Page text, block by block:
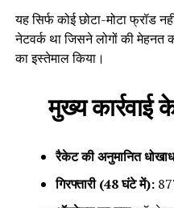
यह सिर्फ कोई छोटा-मोटा फ्रॉड
नेटवर्क था जिसने लोगों की
का इस्तेमाल किया।
मुख्य
रैकेट की अनुमानित
गिरफ्तारी (48 घंटे में):